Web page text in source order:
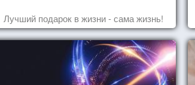
Лучший подарок в жизни - сама жизнь!